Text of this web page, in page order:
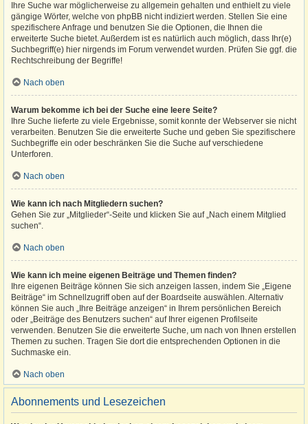
Ihre Suche war möglicherweise zu allgemein gehalten und enthielt zu viele
gängige Wörter, welche von phpBB nicht indiziert werden. Stellen Sie eine
spezifischere Anfrage und benutzen Sie die Optionen, die Ihnen die
erweiterte Suche bietet. Außerdem ist es natürlich auch möglich, dass Ihr(e)
Suchbegriff(e) hier nirgends im Forum verwendet wurden. Prüfen Sie ggf. die
Rechtschreibung der Begriffe!
Nach oben
Warum bekomme ich bei der Suche eine leere Seite?
Ihre Suche lieferte zu viele Ergebnisse, somit konnte der Webserver sie nicht
verarbeiten. Benutzen Sie die erweiterte Suche und geben Sie spezifischere
Suchbegriffe ein oder beschränken Sie die Suche auf verschiedene
Unterforen.
Nach oben
Wie kann ich nach Mitgliedern suchen?
Gehen Sie zur „Mitglieder“-Seite und klicken Sie auf „Nach einem Mitglied
suchen“.
Nach oben
Wie kann ich meine eigenen Beiträge und Themen finden?
Ihre eigenen Beiträge können Sie sich anzeigen lassen, indem Sie „Eigene
Beiträge“ im Schnellzugriff oben auf der Boardseite auswählen. Alternativ
können Sie auch „Ihre Beiträge anzeigen“ in Ihrem persönlichen Bereich
oder „Beiträge des Benutzers suchen“ auf Ihrer eigenen Profilseite
verwenden. Benutzen Sie die erweiterte Suche, um nach von Ihnen erstellen
Themen zu suchen. Tragen Sie dort die entsprechenden Optionen in die
Suchmaske ein.
Nach oben
Abonnements und Lesezeichen